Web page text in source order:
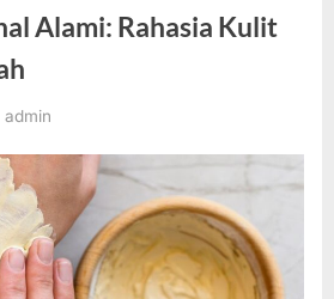
Alami: Rahasia Kulit
By
admin